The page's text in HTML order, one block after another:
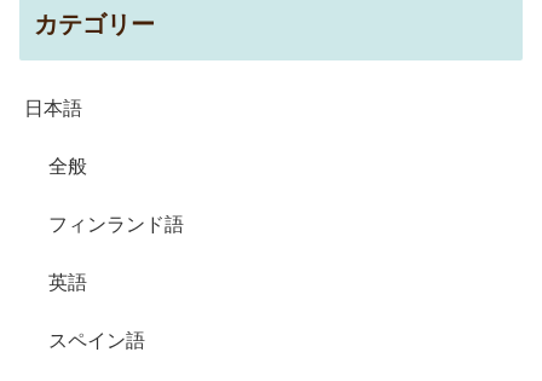
カテゴリー
日本語
全般
フィンランド語
英語
スペイン語